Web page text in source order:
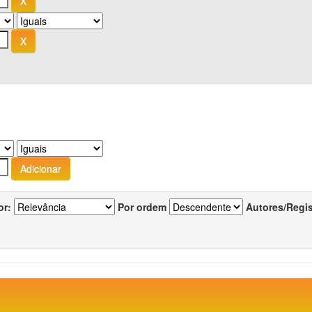
Por ordem Autores/